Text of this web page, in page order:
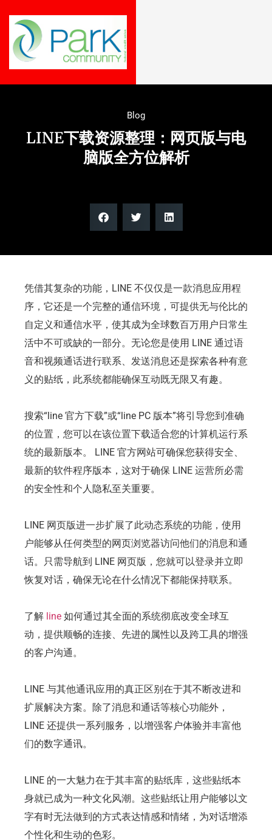
Blog
LINE下载资源整理：网页版与电
脑版全方位解析
凭借其复杂的功能，LINE 不仅仅是一款消息应用程
序，它还是一个完整的通信环境，可提供无与伦比的
自定义和通信水平，使其成为全球数百万用户日常生
活中不可或缺的一部分。无论您是使用 LINE 通过语
音和视频通话进行联系、发送消息还是探索各种有意
义的贴纸，此系统都能确保互动既无限又有趣。
搜索“line 官方下载”或“line PC 版本”将引导您到准确
的位置，您可以在该位置下载适合您的计算机运行系
统的最新版本。 LINE 官方网站可确保您获得安全、
最新的软件程序版本，这对于确保 LINE 运营所必需
的安全性和个人隐私至关重要。
LINE 网页版进一步扩展了此动态系统的功能，使用
户能够从任何类型的网页浏览器访问他们的消息和通
话。只需导航到 LINE 网页版，您就可以登录并立即
恢复对话，确保无论在什么情况下都能保持联系。
了解 line 如何通过其全面的系统彻底改变全球互
动，提供顺畅的连接、先进的属性以及跨工具的增强
的客户沟通。
LINE 与其他通讯应用的真正区别在于其不断改进和
扩展解决方案。除了消息和通话等核心功能外，
LINE 还提供一系列服务，以增强客户体验并丰富他
们的数字通讯。
LINE 的一大魅力在于其丰富的贴纸库，这些贴纸本
身就已成为一种文化风潮。这些贴纸让用户能够以文
字有时无法做到的方式表达情感和情绪，为对话增添
个性化和生动的色彩。